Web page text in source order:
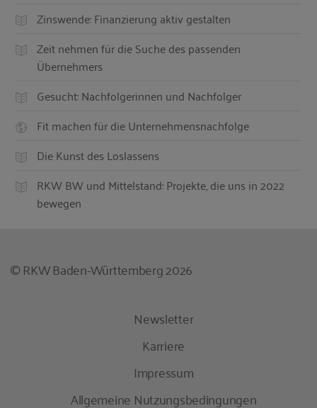
Zinswende: Finanzierung aktiv gestalten
Zeit nehmen für die Suche des passenden
Übernehmers
Gesucht: Nachfolgerinnen und Nachfolger
Fit machen für die Unternehmensnachfolge
Die Kunst des Loslassens
RKW BW und Mittelstand: Projekte, die uns in 2022
bewegen
© RKW Baden-Württemberg 2026
Newsletter
Karriere
Impressum
Allgemeine Nutzungsbedingungen